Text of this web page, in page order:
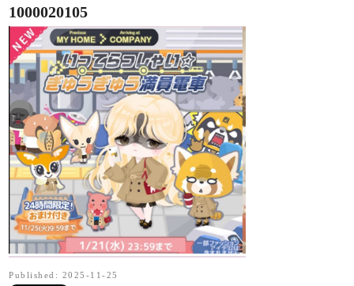
1000020105
Published: 2025-11-25